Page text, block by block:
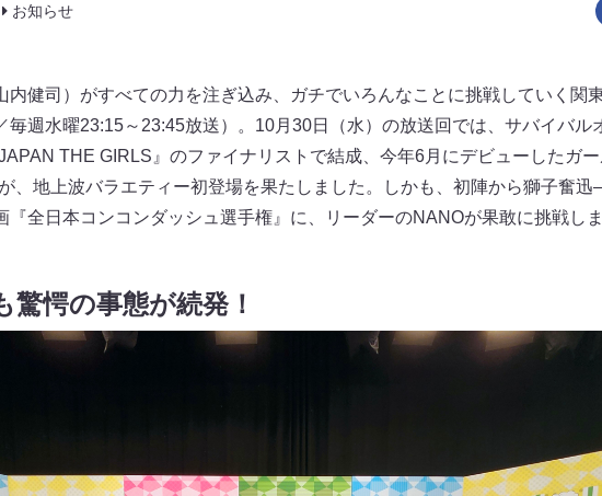
お知らせ
内健司）がすべての力を注ぎ込み、ガチでいろんなことに挑戦していく関
毎週水曜23:15～23:45放送）。10月30日（水）の放送回では、サバイバル
THE GIRLS』のファイナリストで結成、今年6月にデビューしたガ
、地上波バラエティー初登場を果たしました。しかも、初陣から獅子奮
全日本コンコンダッシュ選手権』に、リーダーのNANOが果敢に挑戦しま
愕の事態が続発！